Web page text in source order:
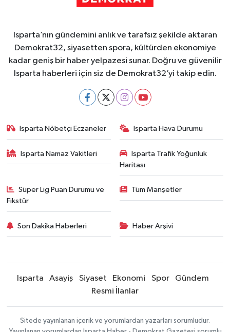
Isparta’nın gündemini anlık ve tarafsız şekilde aktaran
Demokrat32, siyasetten spora, kültürden ekonomiye
kadar geniş bir haber yelpazesi sunar. Doğru ve güvenilir
Isparta haberleri için siz de Demokrat32’yi takip edin.
Isparta Nöbetçi Eczaneler Isparta Hava Durumu
Isparta Namaz Vakitleri
Isparta Trafik Yoğunluk
Haritası
Süper Lig Puan Durumu ve
Fikstür
Tüm Manşetler
Son Dakika Haberleri Haber Arşivi
Isparta Asayiş Siyaset Ekonomi Spor
Gündem
Resmi İlanlar
Sitede yayınlanan içerik ve yorumlardan yazarları sorumludur.